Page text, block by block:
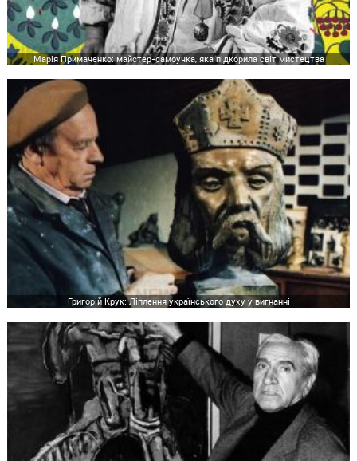
Марія Примаченко: майстер-самоучка, яка підкорила світ мистецтва
Григорій Крук: Ліплення українського духу у вигнанні